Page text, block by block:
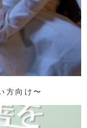
方向け〜